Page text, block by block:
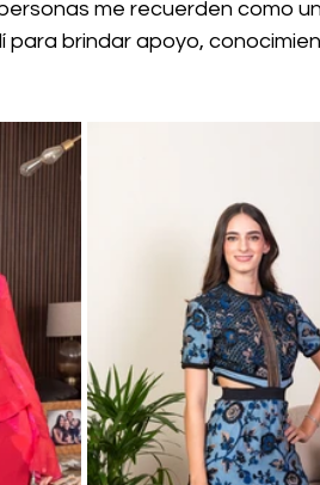
me recuerden como
para brindar apoyo,